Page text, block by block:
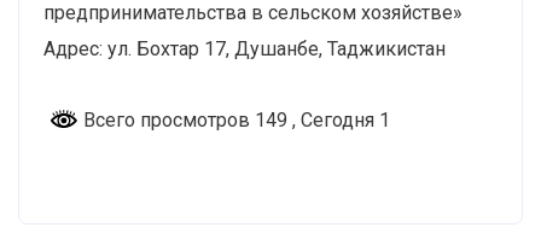
предпринимательства в сельском хозяйстве»
Адрес: ул. Бохтар 17, Душанбе, Таджикистан
Всего просмотров 149 , Сегодня 1